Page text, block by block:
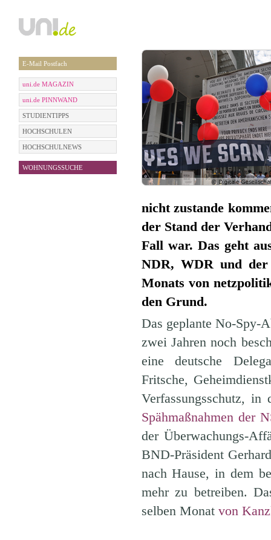
E-Mail Postfach
uni.de MAGAZIN
uni.de PINNWAND
STUDIENTIPPS
HOCHSCHULEN
HOCHSCHULNEWS
WOHNUNGSSUCHE
nicht zustande
der Stand der
Fall war. Das geht
NDR, WDR und der
Monats von
den Grund.
Das geplante No-Spy-
zwei Jahren noch
eine deutsche
Fritsche,
Verfassungsschutz,
Spähmaßnahmen der
der Überwachungs-
BND-Präsident
nach Hause, in dem
mehr zu betreiben.
selben Monat von